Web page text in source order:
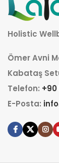
Holistic
Ömer Avni
Kabataş
Telefon: +90
E-Posta: